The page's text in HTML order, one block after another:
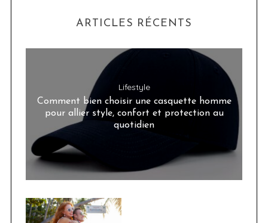
ARTICLES RÉCENTS
Lifestyle
Comment bien choisir une casquette homme
pour allier style, confort et protection au
quotidien